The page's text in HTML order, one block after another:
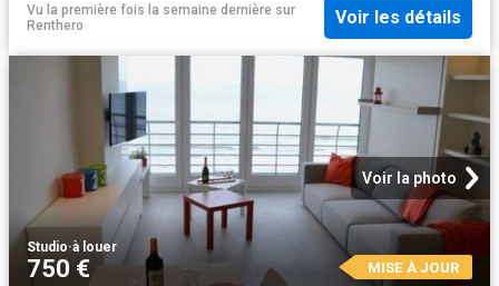
Vu la première fois la semaine dernière sur
Renthero
Voir les détails
Voir la photo
Studio·à louer
750 € MISE À JOUR